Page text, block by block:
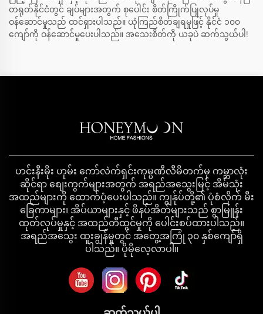
တရုတ်နိုင်ငံတွင် ချပ်များအတွက် စုပေါင်း စိတ်ကြိုက်ပြုလုပ်မှု
ဝန်ဆောင်မှုသည် ထင်ရှားပါသည်။ ယုံကြည်စိတ်ချရမှုဖြင့် နိုင်ငံ ၁၀၀
ကျော်ကို ဝန်ဆောင်မှုပေးပါသည်။ အသေးစိတ်ကို ယခုပဲ ဆက်သွယ်ပါ!
ဟင်းနီးမိုး ဟုမ်း ကော်လဲက်ရှင်းကုမ္ပဏီလီမိတက်မှ ကမ္ဘာလုံး
ဆိုင်ရာ စျေးကွက်များအတွက် အရည်အသွေးမြင့် အိမ်သုံး
အထည်များကို ထောက်ပံ့ပေးပါသည်။ ကျွန်ုပ်တို့၏ ပုံစံလိုက် မီး
ခြေကာများ၊ အိပ်ယာများနှင့် ဖိနပ်အိတ်များသည် စွာမြူန်း
ထုတ်လုပ်မှုနှင့် အထည်တီထွင်မှုကို ပေါင်းစပ်ထားပါသည်။
အရည်အသွေး ထူးချွန်မှုတွင် အတွေ့အကြုံ ၃၀ နှစ်ကျော်ရှိ
ပါသည်။ ပိုမိုလေ့လာပါ။